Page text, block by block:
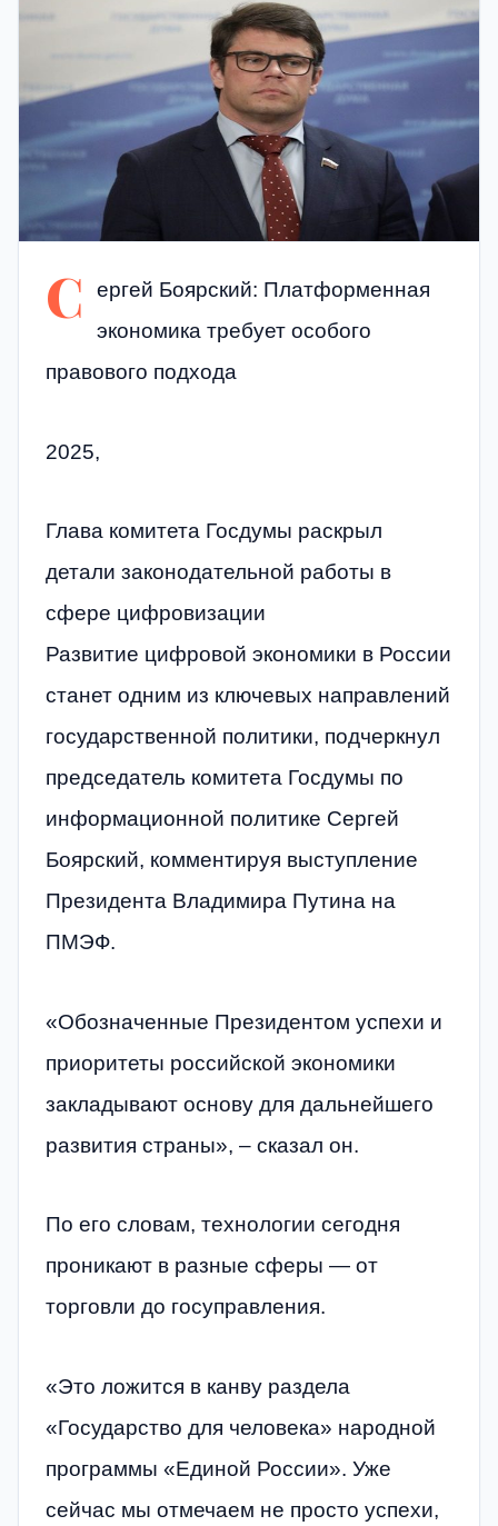
С
ергей Боярский: Платформенная
экономика требует особого
правового подхода
2025,
Глава комитета Госдумы раскрыл
детали законодательной работы в
сфере цифровизации
Развитие цифровой экономики в России
станет одним из ключевых направлений
государственной политики, подчеркнул
председатель комитета Госдумы по
информационной политике Сергей
Боярский, комментируя выступление
Президента Владимира Путина на
ПМЭФ.
«Обозначенные Президентом успехи и
приоритеты российской экономики
закладывают основу для дальнейшего
развития страны», – сказал он.
По его словам, технологии сегодня
проникают в разные сферы — от
торговли до госуправления.
«Это ложится в канву раздела
«Государство для человека» народной
программы «Единой России». Уже
сейчас мы отмечаем не просто успехи,